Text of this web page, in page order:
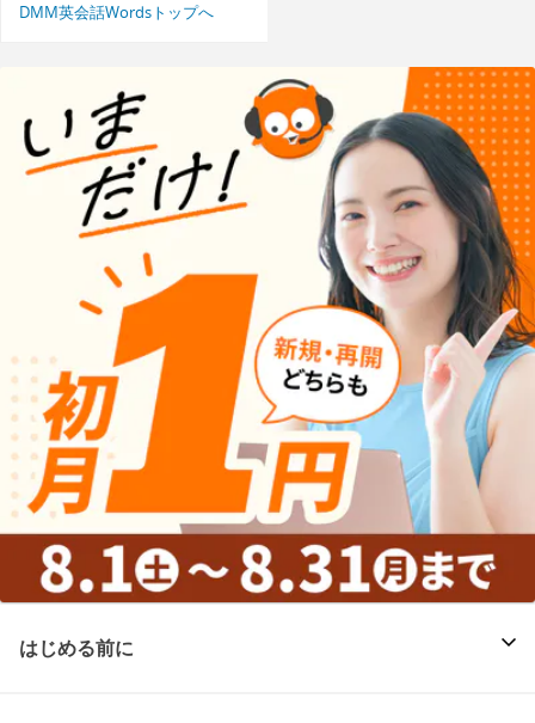
DMM英会話Wordsトップへ
はじめる前に